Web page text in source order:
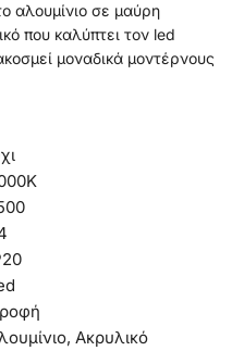
αλουμίνιο σε μαύρη
που καλύπτει τον led
μοναδικά μοντέρνους
Ακρυλικό